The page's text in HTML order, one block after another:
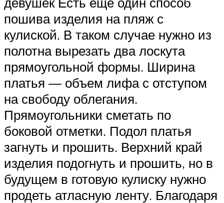
пошива изделия на пляж с
кулиской. В таком случае нужно из
полотна вырезать два лоскута
прямоугольной формы. Ширина
платья — объем лифа с отступом
на свободу облегания.
Прямоугольники сметать по
боковой отметки. Подол платья
загнуть и прошить. Верхний край
изделия подогнуть и прошить, но в
будущем в готовую кулиску нужно
продеть атласную ленту. Благодаря